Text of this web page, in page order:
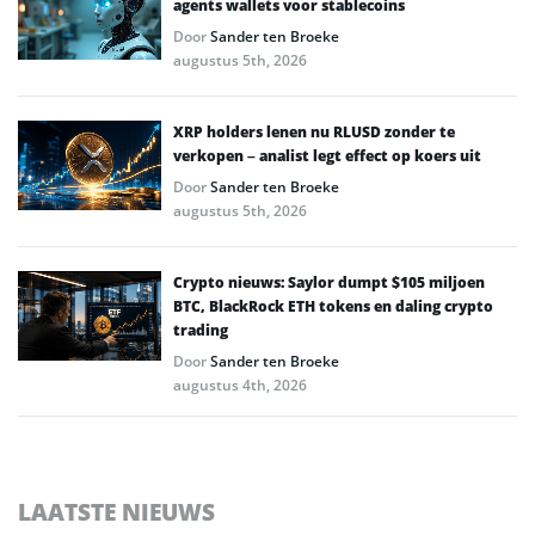
agents wallets voor stablecoins
DoorSander ten Broeke
augustus 5th, 2026
XRP holders lenen nu RLUSD zonder te
verkopen – analist legt effect op koers uit
DoorSander ten Broeke
augustus 5th, 2026
Crypto nieuws: Saylor dumpt $105 miljoen
BTC, BlackRock ETH tokens en daling crypto
trading
DoorSander ten Broeke
augustus 4th, 2026
LAATSTE NIEUWS